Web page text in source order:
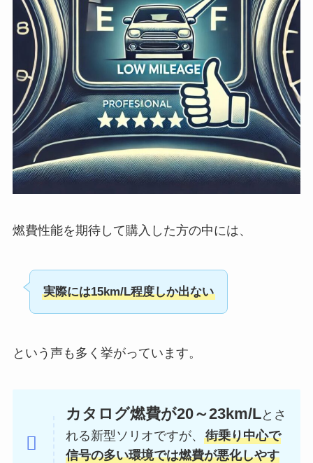
燃費性能を期待して購入した方の中には、
実際には15km/L程度しか出ない
という声も多く挙がっています。
カタログ燃費が20～23km/Lとさ
れる新型ソリオですが、街乗り中心で
信号の多い環境では燃費が悪化しやす